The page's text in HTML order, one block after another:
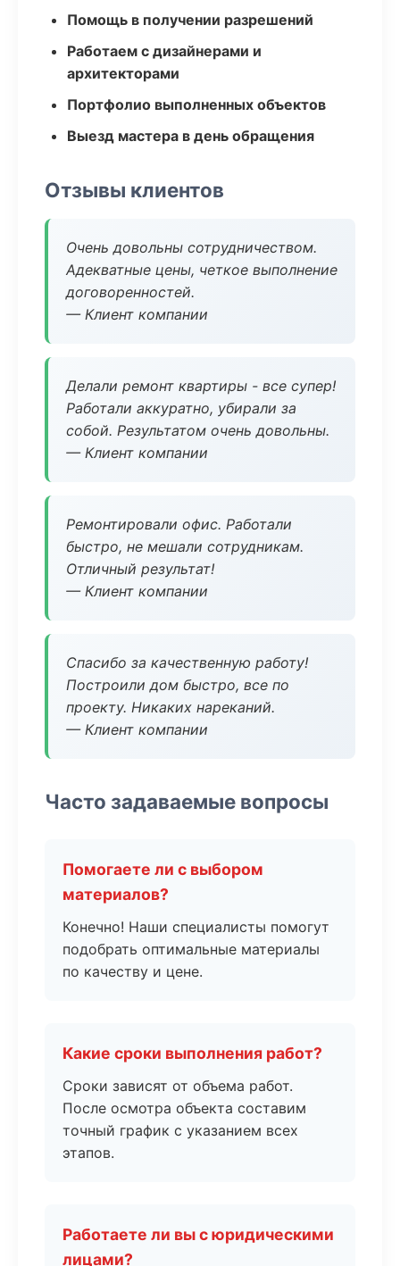
Помощь в получении разрешений
Работаем с дизайнерами и
архитекторами
Портфолио выполненных объектов
Выезд мастера в день обращения
Отзывы клиентов
Очень довольны сотрудничеством.
Адекватные цены, четкое выполнение
договоренностей.
— Клиент компании
Делали ремонт квартиры - все супер!
Работали аккуратно, убирали за
собой. Результатом очень довольны.
— Клиент компании
Ремонтировали офис. Работали
быстро, не мешали сотрудникам.
Отличный результат!
— Клиент компании
Спасибо за качественную работу!
Построили дом быстро, все по
проекту. Никаких нареканий.
— Клиент компании
Часто задаваемые вопросы
Помогаете ли с выбором
материалов?
Конечно! Наши специалисты помогут
подобрать оптимальные материалы
по качеству и цене.
Какие сроки выполнения работ?
Сроки зависят от объема работ.
После осмотра объекта составим
точный график с указанием всех
этапов.
Работаете ли вы с юридическими
лицами?